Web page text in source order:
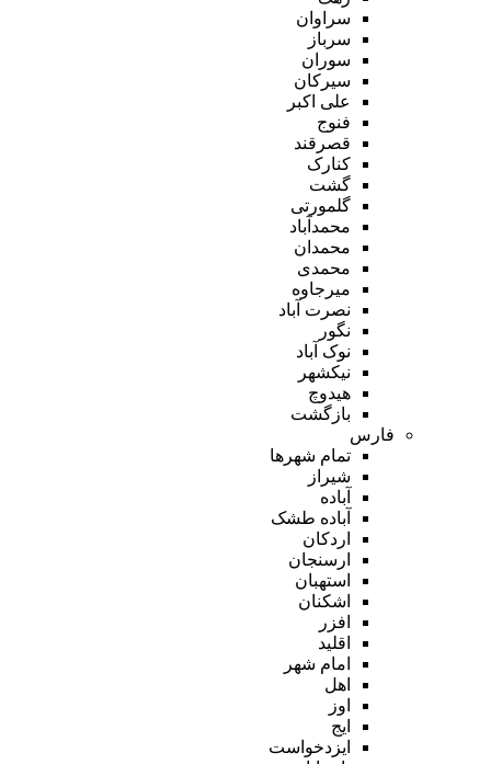
سراوان
سرباز
سوران
سیرکان
علی اکبر
فنوج
قصرقند
کنارک
گشت
گلمورتی
محمدآباد
محمدان
محمدی
میرجاوه
نصرت آباد
نگور
نوک آباد
نیکشهر
هیدوچ
بازگشت
فارس
تمام شهر‌ها
شیراز
آباده
آباده طشک
اردکان
ارسنجان
استهبان
اشکنان
افزر
اقلید
امام شهر
اهل
اوز
ایج
ایزدخواست